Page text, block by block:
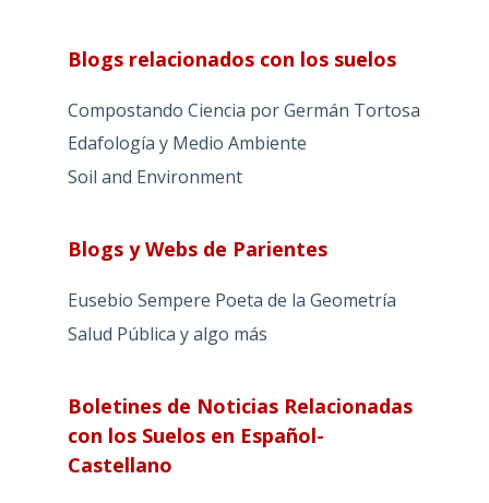
Blogs relacionados con los suelos
Compostando Ciencia por Germán Tortosa
Edafología y Medio Ambiente
Soil and Environment
Blogs y Webs de Parientes
Eusebio Sempere Poeta de la Geometría
Salud Pública y algo más
Boletines de Noticias Relacionadas
con los Suelos en Español-
Castellano